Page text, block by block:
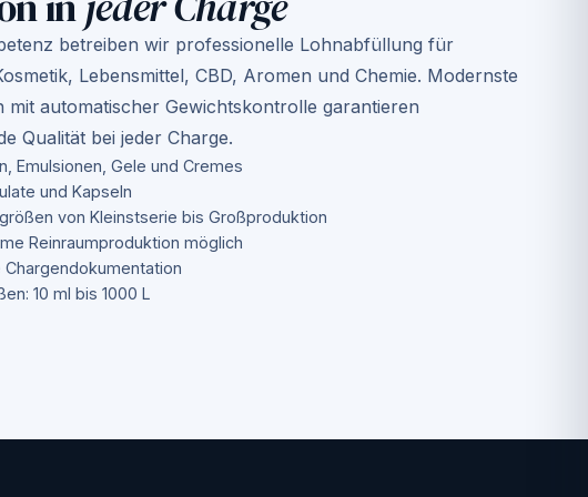
betreiben wir professionelle Lohnabfüllung für
Lebensmittel, CBD, Aromen und Chemie. Modernste
mit automatischer Gewichtskontrolle garantieren
Qualität bei jeder Charge.
Emulsionen, Gele und Cremes
und Kapseln
von Kleinstserie bis Großproduktion
Reinraumproduktion möglich
Chargendokumentation
10 ml bis 1000 L